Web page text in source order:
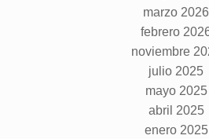
marzo 2026
febrero
noviembre
julio 2025
mayo 2025
abril 2025
enero 2025